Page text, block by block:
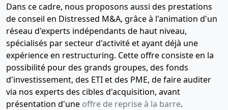
Dans ce cadre, nous proposons aussi des prestations
de conseil en Distressed M&A, grâce à l'animation d'un
réseau d'experts indépendants de haut niveau,
spécialisés par secteur d'activité et ayant déjà une
expérience en restructuring. Cette offre consiste en la
possibilité pour des grands groupes, des fonds
d'investissement, des ETI et des PME, de faire auditer
via nos experts des cibles d'acquisition, avant
présentation d'une offre de reprise à la barre.